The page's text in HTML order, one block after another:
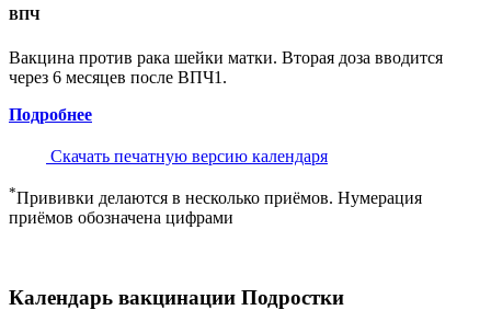
ВПЧ
Вакцина против рака шейки матки. Вторая доза вводится
через 6 месяцев после ВПЧ1.
Подробнее
Скачать печатную версию календаря
*Прививки делаются в несколько приёмов. Нумерация
приёмов обозначена цифрами
Календарь вакцинации Подростки